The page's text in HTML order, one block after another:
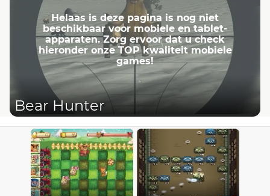
Helaas is deze pagina is nog niet
beschikbaar voor mobiele en tablet-
apparaten. Zorg ervoor dat u check
hieronder onze TOP kwaliteit mobiele
games!
Bear Hunter